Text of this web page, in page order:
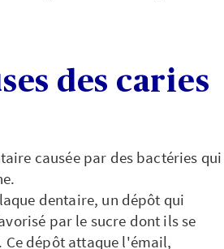
des caries
causée par des bactéries qui
dentaire, un dépôt qui
par le sucre dont ils se
dépôt attaque l'émail,